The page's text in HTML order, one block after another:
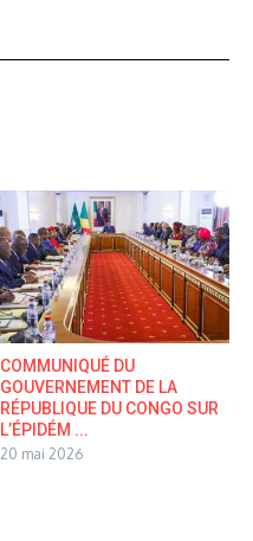
COMMUNIQUÉ DU
GOUVERNEMENT DE LA
RÉPUBLIQUE DU CONGO SUR
L’ÉPIDÉM ...
20 mai 2026